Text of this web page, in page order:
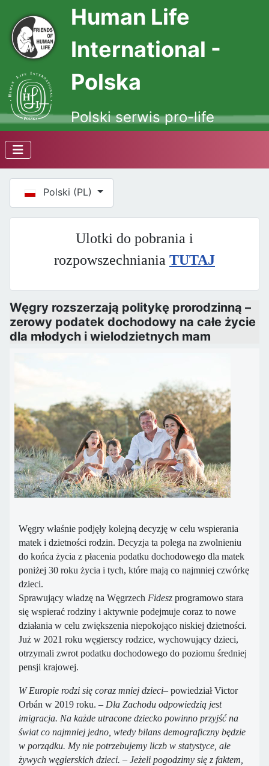
Human Life
International -
Polska
Polski serwis pro-life
Wybierz swój język
Polski (PL)
Ulotki do pobrania i
rozpowszechniania TUTAJ
Węgry rozszerzają politykę prorodzinną –
zerowy podatek dochodowy na całe życie
dla młodych i wielodzietnych mam
Węgry właśnie podjęły kolejną decyzję w celu wspierania
matek i dzietności rodzin. Decyzja ta polega na zwolnieniu
do końca życia z płacenia podatku dochodowego dla matek
poniżej 30 roku życia i tych, które mają co najmniej czwórkę
dzieci.
Sprawujący władzę na Węgrzech Fidesz programowo stara
się wspierać rodziny i aktywnie podejmuje coraz to nowe
działania w celu zwiększenia niepokojąco niskiej dzietności.
Już w 2021 roku węgierscy rodzice, wychowujący dzieci,
otrzymali zwrot podatku dochodowego do poziomu średniej
pensji krajowej.
W Europie rodzi się coraz mniej dzieci– powiedział Victor
Orbán w 2019 roku. – Dla Zachodu odpowiedzią jest
imigracja. Na każde utracone dziecko powinno przyjść na
świat co najmniej jedno, wtedy bilans demograficzny będzie
w porządku. My nie potrzebujemy liczb w statystyce, ale
żywych węgierskich dzieci. – Jeżeli pogodzimy się z faktem,